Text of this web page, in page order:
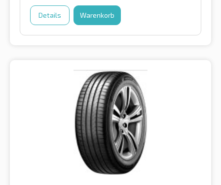
Details Warenkorb